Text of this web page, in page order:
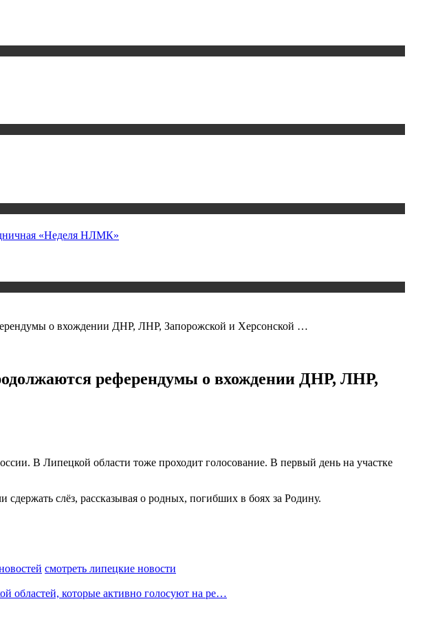
«Неделя НЛМК»
о вхождении ДНР, ЛНР, Запорожской и Херсонской …
референдумы о вхождении ДНР, ЛНР,
В Липецкой области тоже проходит голосование. В первый день на участке
слёз, рассказывая о родных, погибших в боях за Родину.
смотреть липецкие новости
областей, которые активно голосуют на ре…